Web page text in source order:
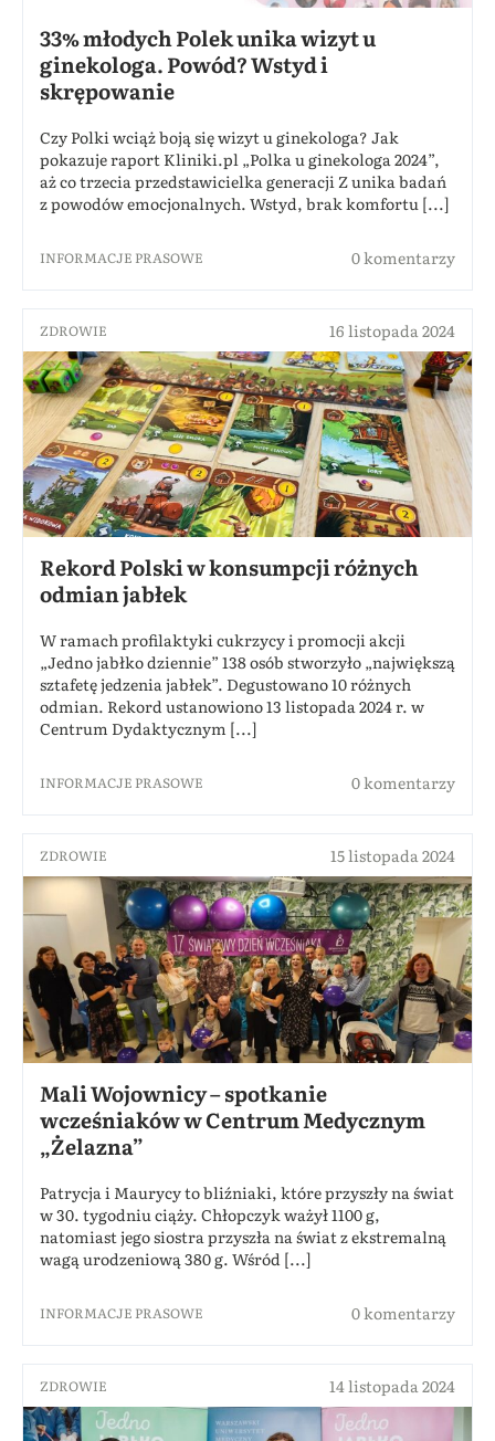
33% młodych Polek unika wizyt u
ginekologa. Powód? Wstyd i
skrępowanie
Czy Polki wciąż boją się wizyt u ginekologa? Jak
pokazuje raport Kliniki.pl „Polka u ginekologa 2024”,
aż co trzecia przedstawicielka generacji Z unika badań
z powodów emocjonalnych. Wstyd, brak komfortu [...]
INFORMACJE PRASOWE 0 komentarzy
ZDROWIE 16 listopada 2024
Rekord Polski w konsumpcji różnych
odmian jabłek
W ramach profilaktyki cukrzycy i promocji akcji
„Jedno jabłko dziennie” 138 osób stworzyło „największą
sztafetę jedzenia jabłek”. Degustowano 10 różnych
odmian. Rekord ustanowiono 13 listopada 2024 r. w
Centrum Dydaktycznym [...]
INFORMACJE PRASOWE 0 komentarzy
ZDROWIE 15 listopada 2024
Mali Wojownicy – spotkanie
wcześniaków w Centrum Medycznym
„Żelazna”
Patrycja i Maurycy to bliźniaki, które przyszły na świat
w 30. tygodniu ciąży. Chłopczyk ważył 1100 g,
natomiast jego siostra przyszła na świat z ekstremalną
wagą urodzeniową 380 g. Wśród [...]
INFORMACJE PRASOWE 0 komentarzy
ZDROWIE 14 listopada 2024